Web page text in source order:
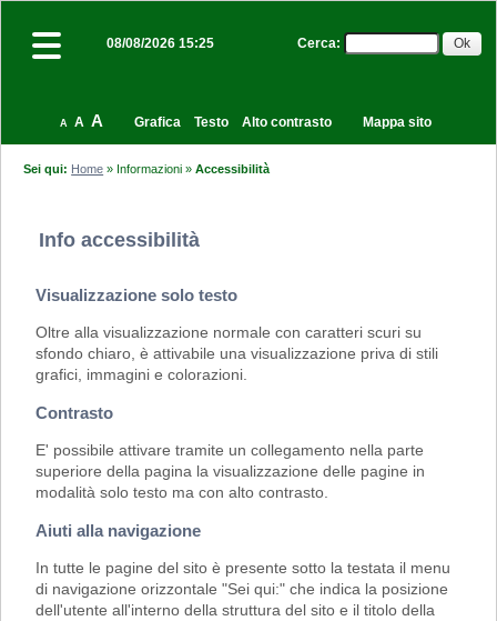
08/08/2026 15:25 Cerca:
A A A Grafica Testo Alto contrasto Mappa sito
Sei qui: Home » Informazioni »Accessibilità
Info accessibilità
Visualizzazione solo testo
Oltre alla visualizzazione normale con caratteri scuri su
sfondo chiaro, è attivabile una visualizzazione priva di stili
grafici, immagini e colorazioni.
Contrasto
E' possibile attivare tramite un collegamento nella parte
superiore della pagina la visualizzazione delle pagine in
modalità solo testo ma con alto contrasto.
Aiuti alla navigazione
In tutte le pagine del sito è presente sotto la testata il menu
di navigazione orizzontale "Sei qui:" che indica la posizione
dell'utente all'interno della struttura del sito e il titolo della